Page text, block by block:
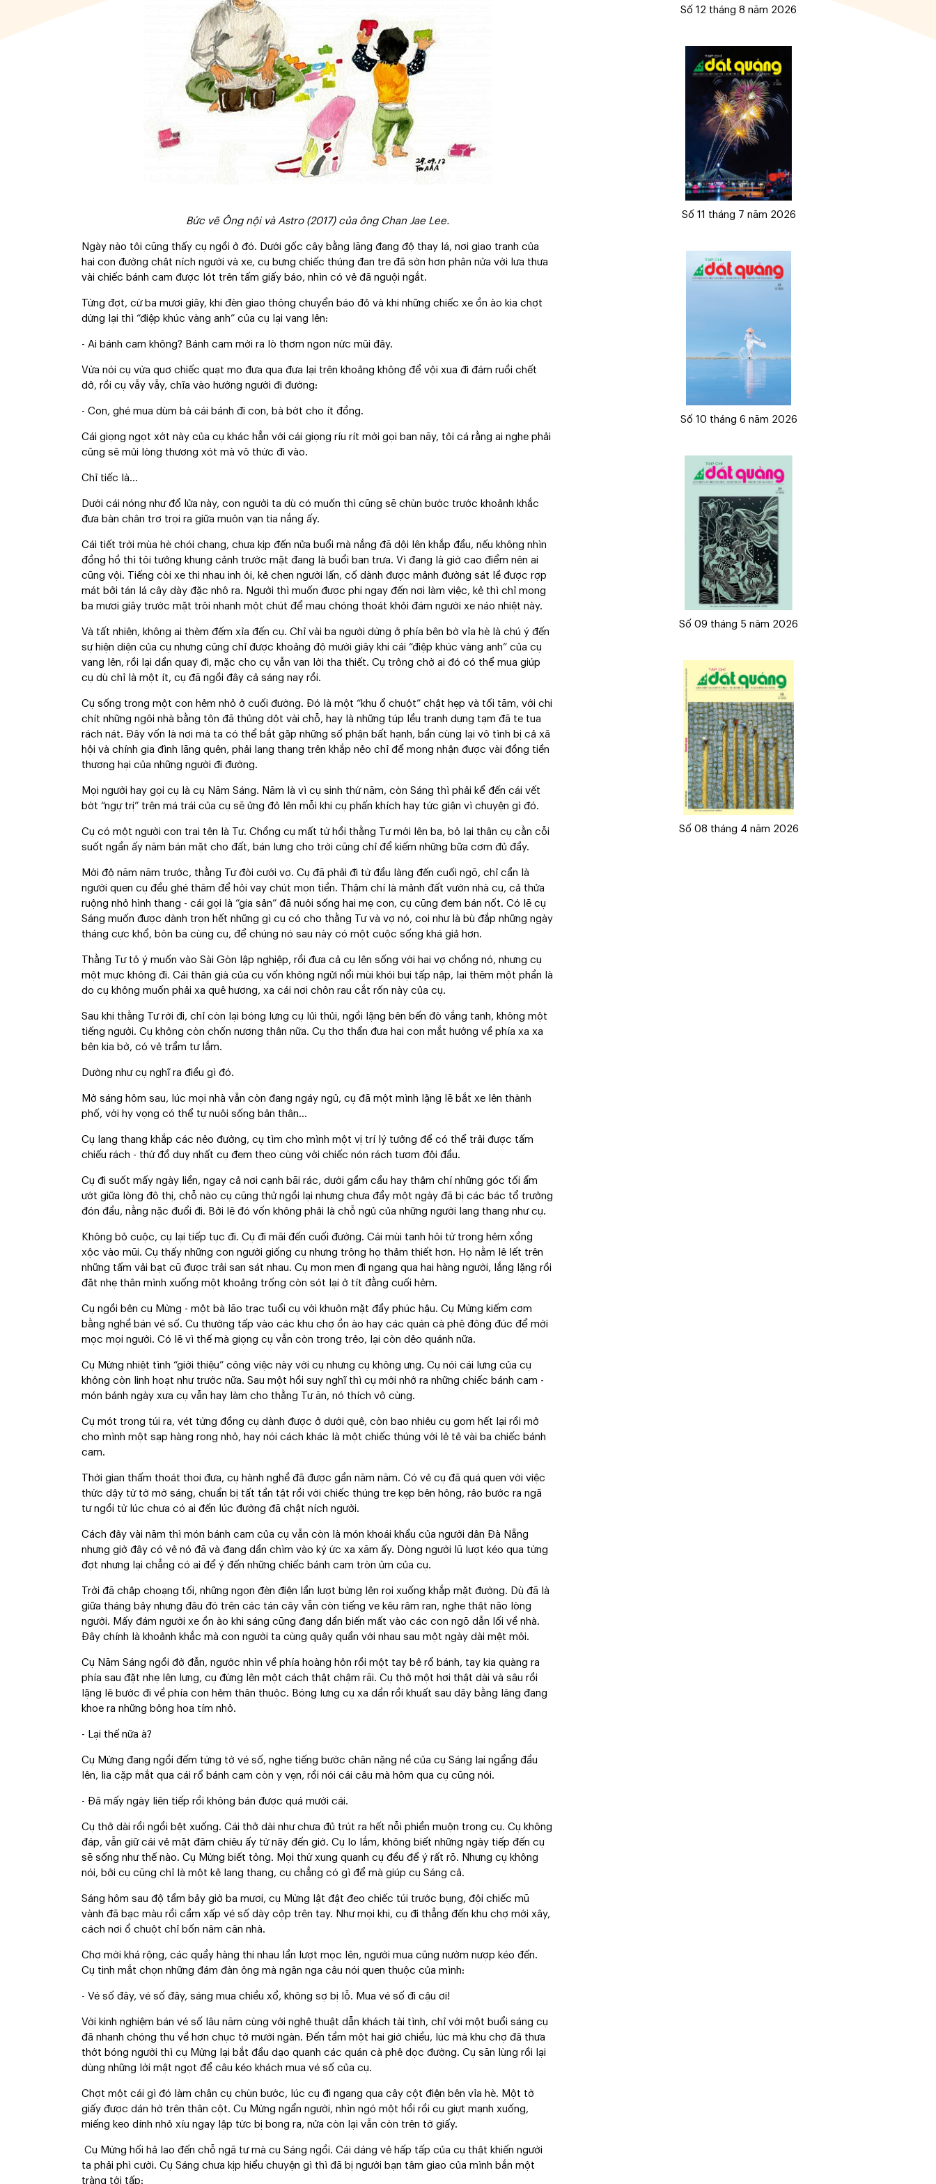
Bức vẽ Ông nội và Astro (2017) của ông Chan Jae Lee.
Ngày nào tôi cũng thấy cụ ngồi ở đó. Dưới gốc cây bằng lăng đang độ thay lá, nơi giao tranh của
hai con đường chật ních người và xe, cụ bưng chiếc thúng đan tre đã sờn hơn phân nửa với lưa thưa
vài chiếc bánh cam được lót trên tấm giấy báo, nhìn có vẻ đã nguội ngắt.
Từng đợt, cứ ba mươi giây, khi đèn giao thông chuyển báo đỏ và khi những chiếc xe ồn ào kia chợt
dừng lại thì “điệp khúc vàng anh” của cụ lại vang lên:
- Ai bánh cam không? Bánh cam mới ra lò thơm ngon nức mũi đây.
Vừa nói cụ vừa quơ chiếc quạt mo đưa qua đưa lại trên khoảng không để vội xua đi đám ruồi chết
dở, rồi cụ vẫy vẫy, chĩa vào hướng người đi đường:
- Con, ghé mua dùm bà cái bánh đi con, bà bớt cho ít đồng.
Cái giọng ngọt xớt này của cụ khác hẳn với cái giọng ríu rít mời gọi ban nãy, tôi cá rằng ai nghe phải
cũng sẽ mủi lòng thương xót mà vô thức đi vào.
Chỉ tiếc là...
Dưới cái nóng như đổ lửa này, con người ta dù có muốn thì cũng sẽ chùn bước trước khoảnh khắc
đưa bàn chân trơ trọi ra giữa muôn vạn tia nắng ấy.
Cái tiết trời mùa hè chói chang, chưa kịp đến nửa buổi mà nắng đã dội lên khắp đầu, nếu không nhìn
đồng hồ thì tôi tưởng khung cảnh trước mặt đang là buổi ban trưa. Vì đang là giờ cao điểm nên ai
cũng vội. Tiếng còi xe thi nhau inh ỏi, kẻ chen người lấn, cố dành được mảnh đường sát lề được rợp
mát bởi tán lá cây dày đặc nhô ra. Người thì muốn được phi ngay đến nơi làm việc, kẻ thì chỉ mong
ba mươi giây trước mặt trôi nhanh một chút để mau chóng thoát khỏi đám người xe náo nhiệt này.
Và tất nhiên, không ai thèm đếm xỉa đến cụ. Chỉ vài ba người dừng ở phía bên bờ vỉa hè là chú ý đến
sự hiện diện của cụ nhưng cũng chỉ được khoảng độ mười giây khi cái “điệp khúc vàng anh” của cụ
vang lên, rồi lại dần quay đi, mặc cho cụ vẫn van lời tha thiết. Cụ trông chờ ai đó có thể mua giúp
cụ dù chỉ là một ít, cụ đã ngồi đây cả sáng nay rồi.
Cụ sống trong một con hẻm nhỏ ở cuối đường. Đó là một “khu ổ chuột” chật hẹp và tối tăm, với chi
chít những ngôi nhà bằng tôn đã thủng dột vài chỗ, hay là những túp lều tranh dựng tạm đã te tua
rách nát. Đây vốn là nơi mà ta có thể bắt gặp những số phận bất hạnh, bần cùng lại vô tình bị cả xã
hội và chính gia đình lãng quên, phải lang thang trên khắp nẻo chỉ để mong nhận được vài đồng tiền
thương hại của những người đi đường.
Mọi người hay gọi cụ là cụ Năm Sáng. Năm là vì cụ sinh thứ năm, còn Sáng thì phải kể đến cái vết
bớt “ngự trị” trên má trái của cụ sẽ ửng đỏ lên mỗi khi cụ phấn khích hay tức giận vì chuyện gì đó.
Cụ có một người con trai tên là Tư. Chồng cụ mất từ hồi thằng Tư mới lên ba, bỏ lại thân cụ cằn cỗi
suốt ngần ấy năm bán mặt cho đất, bán lưng cho trời cũng chỉ để kiếm những bữa cơm đủ đầy.
Mới độ năm năm trước, thằng Tư đòi cưới vợ. Cụ đã phải đi từ đầu làng đến cuối ngõ, chỉ cần là
người quen cụ đều ghé thăm để hỏi vay chút mọn tiền. Thậm chí là mảnh đất vườn nhà cụ, cả thửa
ruộng nhỏ hình thang - cái gọi là “gia sản” đã nuôi sống hai mẹ con, cụ cũng đem bán nốt. Có lẽ cụ
Sáng muốn được dành trọn hết những gì cụ có cho thằng Tư và vợ nó, coi như là bù đắp những ngày
tháng cực khổ, bôn ba cùng cụ, để chúng nó sau này có một cuộc sống khá giả hơn.
Thằng Tư tỏ ý muốn vào Sài Gòn lập nghiệp, rồi đưa cả cụ lên sống với hai vợ chồng nó, nhưng cụ
một mực không đi. Cái thân già của cụ vốn không ngửi nổi mùi khói bụi tấp nập, lại thêm một phần là
do cụ không muốn phải xa quê hương, xa cái nơi chôn rau cắt rốn này của cụ.
Sau khi thằng Tư rời đi, chỉ còn lại bóng lưng cụ lủi thủi, ngồi lặng bên bến đò vắng tanh, không một
tiếng người. Cụ không còn chốn nương thân nữa. Cụ thơ thẩn đưa hai con mắt hướng về phía xa xa
bên kia bờ, có vẻ trầm tư lắm.
Dường như cụ nghĩ ra điều gì đó.
Mờ sáng hôm sau, lúc mọi nhà vẫn còn đang ngáy ngủ, cụ đã một mình lặng lẽ bắt xe lên thành
phố, với hy vọng có thể tự nuôi sống bản thân…
Cụ lang thang khắp các nẻo đường, cụ tìm cho mình một vị trí lý tưởng để có thể trải được tấm
chiếu rách - thứ đồ duy nhất cụ đem theo cùng với chiếc nón rách tươm đội đầu.
Cụ đi suốt mấy ngày liền, ngay cả nơi cạnh bãi rác, dưới gầm cầu hay thậm chí những góc tối ẩm
ướt giữa lòng đô thị, chỗ nào cụ cũng thử ngồi lại nhưng chưa đầy một ngày đã bị các bác tổ trưởng
đón đầu, nằng nặc đuổi đi. Bởi lẽ đó vốn không phải là chỗ ngủ của những người lang thang như cụ.
Không bỏ cuộc, cụ lại tiếp tục đi. Cụ đi mãi đến cuối đường. Cái mùi tanh hôi từ trong hẻm xồng
xộc vào mũi. Cụ thấy những con người giống cụ nhưng trông họ thảm thiết hơn. Họ nằm lê lết trên
những tấm vải bạt cũ được trải san sát nhau. Cụ mon men đi ngang qua hai hàng người, lắng lặng rồi
đặt nhẹ thân mình xuống một khoảng trống còn sót lại ở tít đằng cuối hẻm.
Cụ ngồi bên cụ Mừng - một bà lão trạc tuổi cụ với khuôn mặt đầy phúc hậu. Cụ Mừng kiếm cơm
bằng nghề bán vé số. Cụ thường tấp vào các khu chợ ồn ào hay các quán cà phê đông đúc để mời
mọc mọi người. Có lẽ vì thế mà giọng cụ vẫn còn trong trẻo, lại còn dẻo quánh nữa.
Cụ Mừng nhiệt tình “giới thiệu” công việc này với cụ nhưng cụ không ưng. Cụ nói cái lưng của cụ
không còn linh hoạt như trước nữa. Sau một hồi suy nghĩ thì cụ mới nhớ ra những chiếc bánh cam -
món bánh ngày xưa cụ vẫn hay làm cho thằng Tư ăn, nó thích vô cùng.
Cụ mót trong túi ra, vét từng đồng cụ dành được ở dưới quê, còn bao nhiêu cụ gom hết lại rồi mở
cho mình một sạp hàng rong nhỏ, hay nói cách khác là một chiếc thúng với lẻ tẻ vài ba chiếc bánh
cam.
Thời gian thấm thoát thoi đưa, cụ hành nghề đã được gần năm năm. Có vẻ cụ đã quá quen với việc
thức dậy từ tờ mờ sáng, chuẩn bị tất tần tật rồi với chiếc thúng tre kẹp bên hông, rảo bước ra ngã
tư ngồi từ lúc chưa có ai đến lúc đường đã chật ních người.
Cách đây vài năm thì món bánh cam của cụ vẫn còn là món khoái khẩu của người dân Đà Nẵng
nhưng giờ đây có vẻ nó đã và đang dần chìm vào ký ức xa xăm ấy. Dòng người lũ lượt kéo qua từng
đợt nhưng lại chẳng có ai để ý đến những chiếc bánh cam tròn ủm của cụ.
Trời đã chập choạng tối, những ngọn đèn điện lần lượt bừng lên rọi xuống khắp mặt đường. Dù đã là
giữa tháng bảy nhưng đâu đó trên các tán cây vẫn còn tiếng ve kêu râm ran, nghe thật não lòng
người. Mấy đám người xe ồn ào khi sáng cũng đang dần biến mất vào các con ngõ dẫn lối về nhà.
Đây chính là khoảnh khắc mà con người ta cùng quây quần với nhau sau một ngày dài mệt mỏi.
Cụ Năm Sáng ngồi đờ đẫn, ngước nhìn về phía hoàng hôn rồi một tay bê rổ bánh, tay kia quàng ra
phía sau đặt nhẹ lên lưng, cụ đứng lên một cách thật chậm rãi. Cụ thở một hơi thật dài và sâu rồi
lặng lẽ bước đi về phía con hẻm thân thuộc. Bóng lưng cụ xa dần rồi khuất sau dãy bằng lăng đang
khoe ra những bông hoa tím nhỏ.
- Lại thế nữa à?
Cụ Mừng đang ngồi đếm từng tờ vé số, nghe tiếng bước chân nặng nề của cụ Sáng lại ngẩng đầu
lên, lia cặp mắt qua cái rổ bánh cam còn y vẹn, rồi nói cái câu mà hôm qua cụ cũng nói.
- Đã mấy ngày liên tiếp rồi không bán được quá mười cái.
Cụ thở dài rồi ngồi bệt xuống. Cái thở dài như chưa đủ trút ra hết nỗi phiền muộn trong cụ. Cụ không
đáp, vẫn giữ cái vẻ mặt đăm chiêu ấy từ nãy đến giờ. Cụ lo lắm, không biết những ngày tiếp đến cụ
sẽ sống như thế nào. Cụ Mừng biết tỏng. Mọi thứ xung quanh cụ đều để ý rất rõ. Nhưng cụ không
nói, bởi cụ cũng chỉ là một kẻ lang thang, cụ chẳng có gì để mà giúp cụ Sáng cả.
Sáng hôm sau độ tầm bảy giờ ba mươi, cụ Mừng lật đật đeo chiếc túi trước bụng, đội chiếc mũ
vành đã bạc màu rồi cầm xấp vé số dày cộp trên tay. Như mọi khi, cụ đi thẳng đến khu chợ mới xây,
cách nơi ổ chuột chỉ bốn năm căn nhà.
Chợ mới khá rộng, các quầy hàng thi nhau lần lượt mọc lên, người mua cũng nườm nượp kéo đến.
Cụ tinh mắt chọn những đám đàn ông mà ngân nga câu nói quen thuộc của mình:
- Vé số đây, vé số đây, sáng mua chiều xổ, không sợ bị lỗ. Mua vé số đi cậu ơi!
Với kinh nghiệm bán vé số lâu năm cùng với nghệ thuật dẫn khách tài tình, chỉ với một buổi sáng cụ
đã nhanh chóng thu về hơn chục tờ mười ngàn. Đến tầm một hai giờ chiều, lúc mà khu chợ đã thưa
thớt bóng người thì cụ Mừng lại bắt đầu dạo quanh các quán cà phê dọc đường. Cụ săn lùng rồi lại
dùng những lời mật ngọt để câu kéo khách mua vé số của cụ.
Chợt một cái gì đó làm chân cụ chùn bước, lúc cụ đi ngang qua cây cột điện bên vỉa hè. Một tờ
giấy được dán hờ trên thân cột. Cụ Mừng ngẩn người, nhìn ngó một hồi rồi cụ giựt mạnh xuống,
miếng keo dính nhỏ xíu ngay lập tức bị bong ra, nửa còn lại vẫn còn trên tờ giấy.
Cụ Mừng hối hả lao đến chỗ ngã tư mà cụ Sáng ngồi. Cái dáng vẻ hấp tấp của cụ thật khiến người
ta phải phì cười. Cụ Sáng chưa kịp hiểu chuyện gì thì đã bị người bạn tâm giao của mình bắn một
tràng tới tấp:
Số 12 tháng 8 năm 2026
Số 11 tháng 7 năm 2026
Số 10 tháng 6 năm 2026
Số 09 tháng 5 năm 2026
Số 08 tháng 4 năm 2026